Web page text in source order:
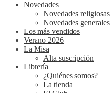
Novedades
Novedades religiosas
Novedades generales
Los más vendidos
Verano 2026
La Misa
Alta suscripción
Librería
¿Quiénes somos?
La tienda